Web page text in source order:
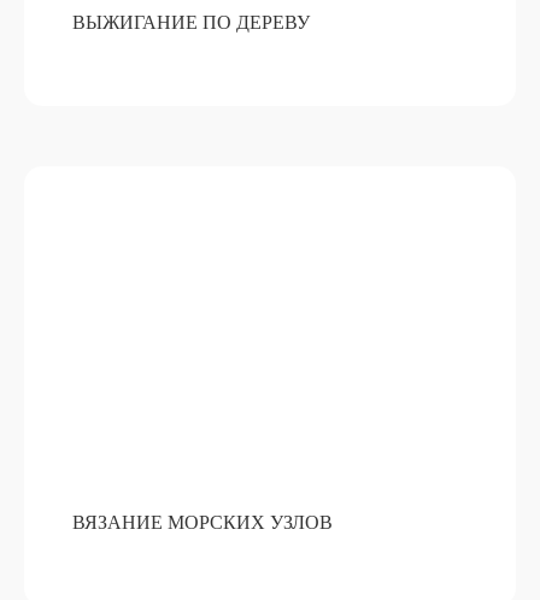
ВЫЖИГАНИЕ ПО ДЕРЕВУ
ВЯЗАНИЕ МОРСКИХ УЗЛОВ